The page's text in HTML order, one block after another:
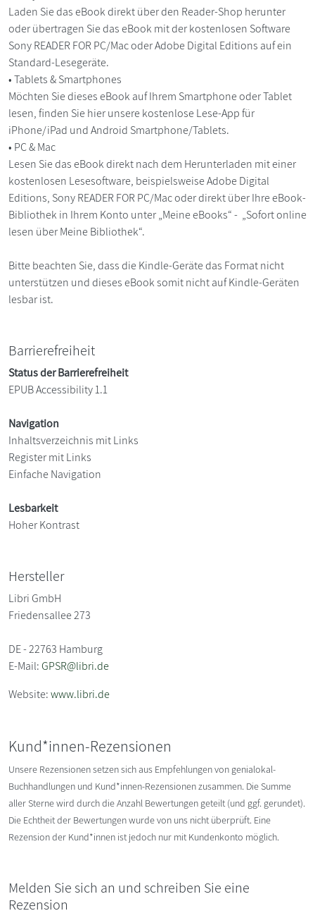
Laden Sie das eBook direkt über den Reader-Shop herunter
oder übertragen Sie das eBook mit der kostenlosen Software
Sony READER FOR PC/Mac oder Adobe Digital Editions auf ein
Standard-Lesegeräte.
• Tablets & Smartphones
Möchten Sie dieses eBook auf Ihrem Smartphone oder Tablet
lesen, finden Sie hier unsere kostenlose Lese-App für
iPhone/iPad und Android Smartphone/Tablets.
• PC & Mac
Lesen Sie das eBook direkt nach dem Herunterladen mit einer
kostenlosen Lesesoftware, beispielsweise Adobe Digital
Editions, Sony READER FOR PC/Mac oder direkt über Ihre eBook-
Bibliothek in Ihrem Konto unter „Meine eBooks“ - „Sofort online
lesen über Meine Bibliothek“.
Bitte beachten Sie, dass die Kindle-Geräte das Format nicht
unterstützen und dieses eBook somit nicht auf Kindle-Geräten
lesbar ist.
Barrierefreiheit
Status der Barrierefreiheit
EPUB Accessibility 1.1
Navigation
Inhaltsverzeichnis mit Links
Register mit Links
Einfache Navigation
Lesbarkeit
Hoher Kontrast
Hersteller
Libri GmbH
Friedensallee 273
DE - 22763 Hamburg
E-Mail:GPSR@libri.de
Website:www.libri.de
Kund*innen-Rezensionen
Unsere Rezensionen setzen sich aus Empfehlungen von genialokal-
Buchhandlungen und Kund*innen-Rezensionen zusammen. Die Summe
aller Sterne wird durch die Anzahl Bewertungen geteilt (und ggf. gerundet).
Die Echtheit der Bewertungen wurde von uns nicht überprüft. Eine
Rezension der Kund*innen ist jedoch nur mit Kundenkonto möglich.
Melden Sie sich an und schreiben Sie eine
Rezension